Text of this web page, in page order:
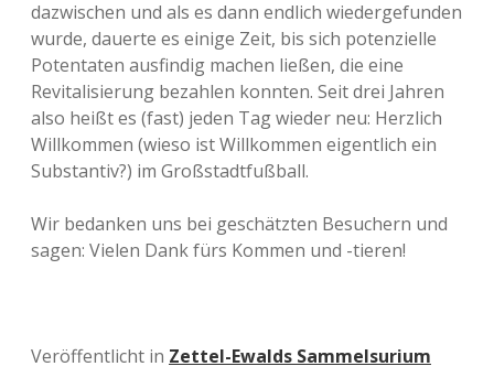
dazwischen und als es dann endlich wiedergefunden
wurde, dauerte es einige Zeit, bis sich potenzielle
Potentaten ausfindig machen ließen, die eine
Revitalisierung bezahlen konnten. Seit drei Jahren
also heißt es (fast) jeden Tag wieder neu: Herzlich
Willkommen (wieso ist Willkommen eigentlich ein
Substantiv?) im Großstadtfußball.
Wir bedanken uns bei geschätzten Besuchern und
sagen: Vielen Dank fürs Kommen und -tieren!
Veröffentlicht in Zettel-Ewalds Sammelsurium